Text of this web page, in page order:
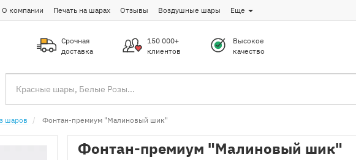
О компании Печать на шарах Отзывы Воздушные шары Еще
Срочная
доставка
150 000+
клиентов
Высокое
качество
шаров Фонтан-премиум "Малиновый шик"
Фонтан-премиум "Малиновый шик"